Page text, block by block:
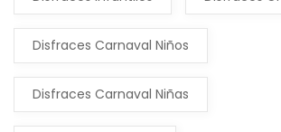
Disfraces Carnaval Niños
Disfraces Carnaval Niñas